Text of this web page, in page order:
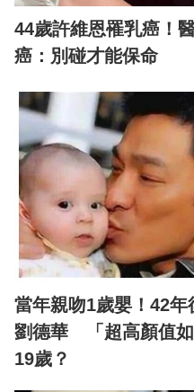
44歲許維恩罹乳癌！
癌：別碰才能保命
當年親吻1歲嬰！42
劉德華 「超高顏值
19歲？